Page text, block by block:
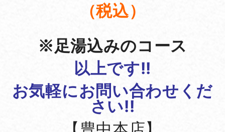
（税込）
※足湯込みのコース
以上です!!
お気軽にお問い合わせくだ
さい!!